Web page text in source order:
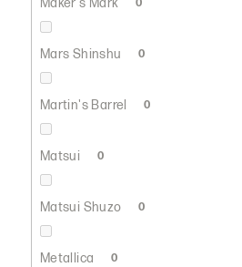
0
Mars Shinshu 0
Martin's Barrel 0
Matsui 0
Matsui Shuzo 0
Metallica 0